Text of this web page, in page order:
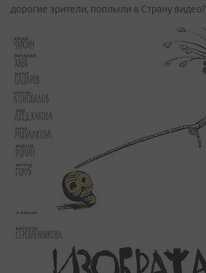
дорогие зрители, поплыли в Страну видео?